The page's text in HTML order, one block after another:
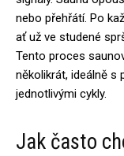
nebo přehřátí. Po
ať už ve studené
Tento proces
několikrát, ideálně s
jednotlivými cykly.
Jak často